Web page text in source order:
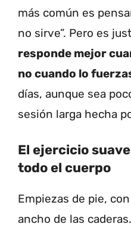
más común es
no sirve”. Pero es
responde mejor
no cuando lo
días, aunque sea
sesión larga hecha
El ejercicio
todo el cuerpo
Empiezas de pie,
ancho de las